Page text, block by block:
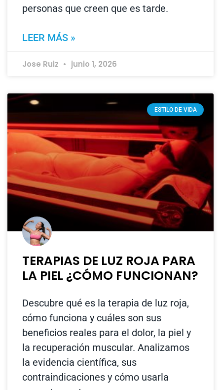
personas que creen que es tarde.
LEER MÁS »
Jose Ruiz junio 1, 2026
ESTILO DE VIDA
TERAPIAS DE LUZ ROJA PARA
LA PIEL ¿CÓMO FUNCIONAN?
Descubre qué es la terapia de luz roja,
cómo funciona y cuáles son sus
beneficios reales para el dolor, la piel y
la recuperación muscular. Analizamos
la evidencia científica, sus
contraindicaciones y cómo usarla